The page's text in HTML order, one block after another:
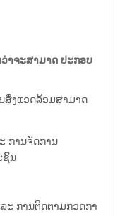
າຈະສາມາດ ປະກອບ
ສິ່ງແວດລ້ອມສາມາດ
ການຈັດການ
ຊົນ
ະ ການຕິດຕາມກວດກາ